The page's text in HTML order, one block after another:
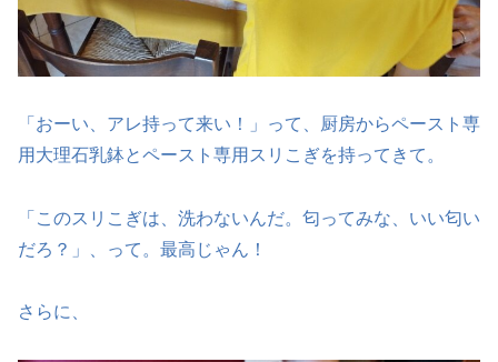
「おーい、アレ持って来い！」って、厨房からペースト専
用大理石乳鉢とペースト専用スリこぎを持ってきて。
「このスリこぎは、洗わないんだ。匂ってみな、いい匂い
だろ？」、って。最高じゃん！
さらに、